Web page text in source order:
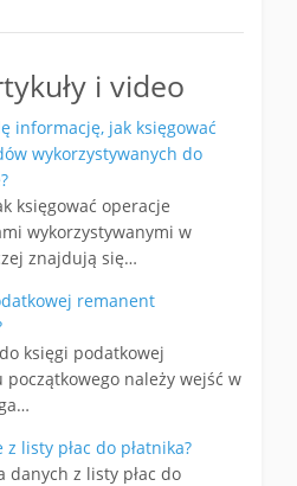
i video
informację, jak księgować
wykorzystywanych do
księgować operacje
wykorzystywanymi w
znajdują się…
remanent
księgi podatkowej
należy wejść w
listy płac do płatnika?
z listy płac do